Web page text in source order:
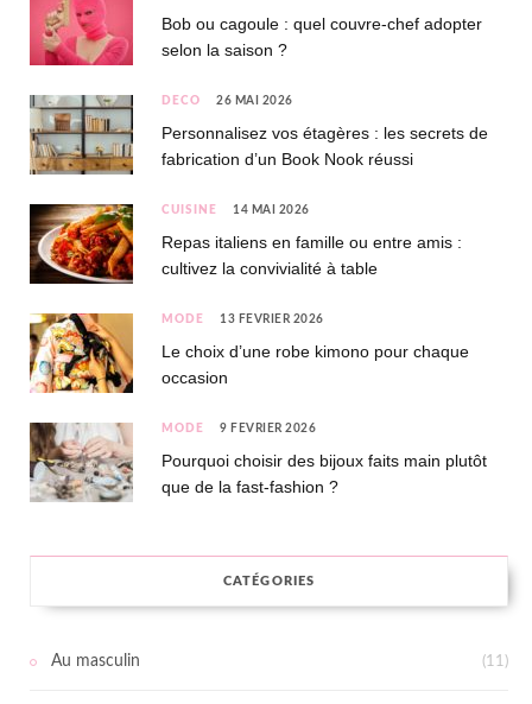
Bob ou cagoule : quel couvre-chef adopter
selon la saison ?
DÉCO 26 MAI 2026
Personnalisez vos étagères : les secrets de
fabrication d’un Book Nook réussi
CUISINE 14 MAI 2026
Repas italiens en famille ou entre amis :
cultivez la convivialité à table
MODE 13 FÉVRIER 2026
Le choix d’une robe kimono pour chaque
occasion
MODE 9 FÉVRIER 2026
Pourquoi choisir des bijoux faits main plutôt
que de la fast-fashion ?
CATÉGORIES
Au masculin (11)